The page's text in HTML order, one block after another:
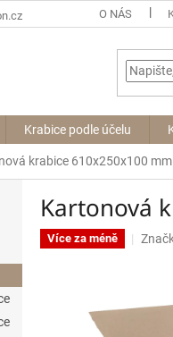
O NÁS
Krabice podle účelu
krabice 610x250x100 mm
Kartonová
Více za méně